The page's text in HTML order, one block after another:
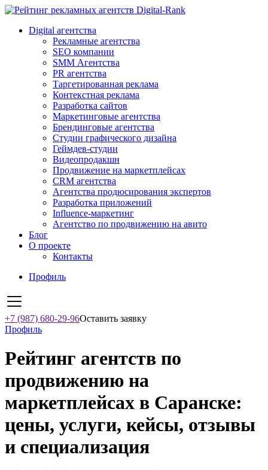
Digital-Rank
Digital агентства
Рекламные агентства
SEO компании
SMM Агентства
PR агентства
Таргетированная реклама
Контекстная реклама
Разработка сайтов
Маркетинговые агентства
Брендинговые агентства
Студии графического дизайна
Геймдев-студии
Видеопродакшн
Продвижение на маркетплейсах
CRM агентства
Агентства продюсирования экспертов
Разработка приложений
Influence-маркетинг
Агентство по продвижению на авито
Блог
О проекте
Контакты
Профиль
+7 (987) 680-29-96Оставить заявку
Профиль
Рейтинг агентств по
продвижению на
маркетплейсах в Саранске:
цены, услуги, кейсы, отзывы
и специализация